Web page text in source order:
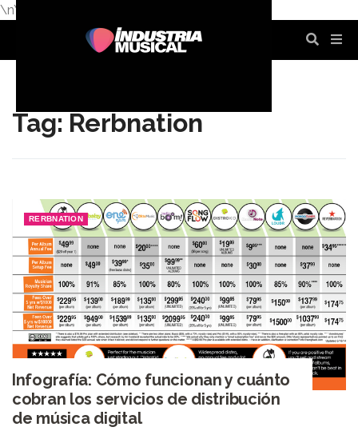
\n\n
Tag: Rerbnation
RERBNATION
Infografía: Cómo funcionan y cuánto
cobran los servicios de distribución
de música digital